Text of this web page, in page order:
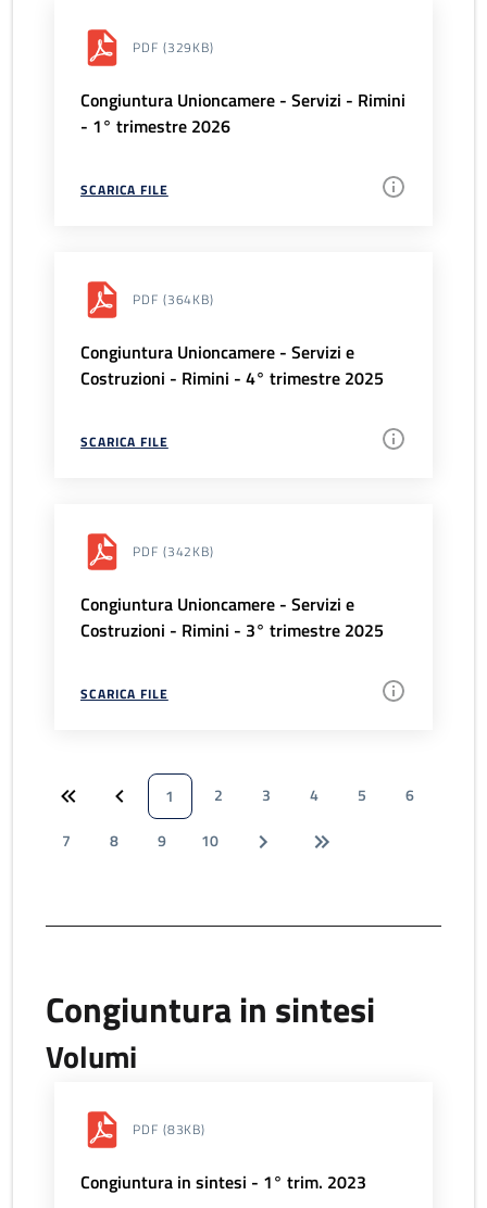
PDF (329KB)
Congiuntura Unioncamere - Servizi - Rimini
- 1° trimestre 2026
SCARICA FILE
PDF (364KB)
Congiuntura Unioncamere - Servizi e
Costruzioni - Rimini - 4° trimestre 2025
SCARICA FILE
PDF (342KB)
Congiuntura Unioncamere - Servizi e
Costruzioni - Rimini - 3° trimestre 2025
SCARICA FILE
1 2 3 4 5
6
7
8 9 10
Congiuntura in sintesi
Volumi
PDF (83KB)
Congiuntura in sintesi - 1° trim. 2023